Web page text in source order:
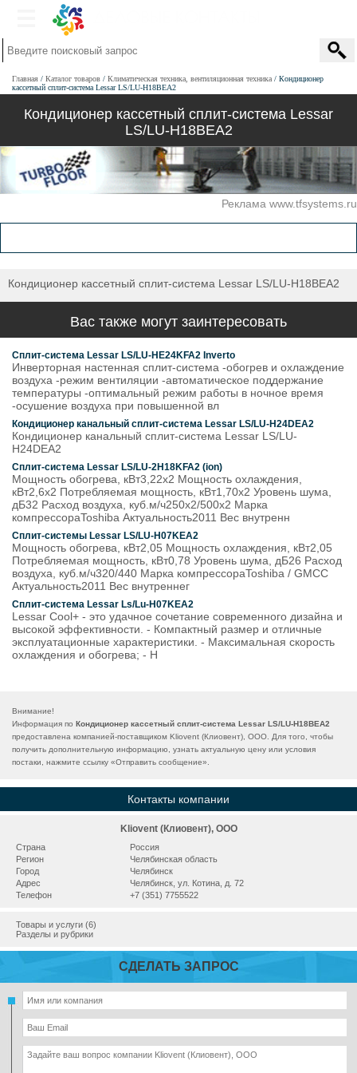
Главная Каталог товаров Климатическая техника, вентиляционная техника
Кондиционер
кассетный сплит-система Lessar LS/LU-H18BEA2
Кондиционер кассетный сплит-система Lessar
LS/LU-H18BEA2
Реклама www.tfsystems.ru
Кондиционер кассетный сплит-система Lessar LS/LU-H18BEA2
Вас также могут заинтересовать
Сплит-система Lessar LS/LU-HE24KFA2 Inverto
Инверторная настенная сплит-система -обогрев и охлаждение
воздуха -режим вентиляции -автоматическое поддержание
температуры -оптимальный режим работы в ночное время
-осушение воздуха при повышенной вл
Кондиционер канальный сплит-система Lessar LS/LU-H24DEA2
Кондиционер канальный сплит-система Lessar LS/LU-
H24DEA2
Сплит-система Lessar LS/LU-2H18KFA2 (ion)
Мощность обогрева, кВт3,22x2 Мощность охлаждения,
кВт2,6x2 Потребляемая мощность, кВт1,70x2 Уровень шума,
дБ32 Расход воздуха, куб.м/ч250x2/500x2 Марка
компрессораToshiba Актуальность2011 Вес внутренн
Сплит-системы Lessar LS/LU-H07KEA2
Мощность обогрева, кВт2,05 Мощность охлаждения, кВт2,05
Потребляемая мощность, кВт0,78 Уровень шума, дБ26 Расход
воздуха, куб.м/ч320/440 Марка компрессораToshiba / GMCC
Актуальность2011 Вес внутреннег
Сплит-система Lessar Ls/Lu-H07KEA2
Lessar Cool+ - это удачное сочетание современного дизайна и
высокой эффективности. - Компактный размер и отличные
эксплуатационные характеристики. - Максимальная скорость
охлаждения и обогрева; - Н
Внимание!
Информация по Кондиционер кассетный сплит-система Lessar LS/LU-H18BEA2
предоставлена компанией-поставщиком Kliovent (Клиовент), ООО. Для того, чтобы
получить дополнительную информацию, узнать актуальную цену или условия
постаки, нажмите ссылку «Отправить сообщение».
Контакты компании
Kliovent (Клиовент), ООО
Страна
Россия
Регион
Челябинская область
Город
Челябинск
Адрес
Челябинск, ул. Котина, д. 72
Телефон
+7 (351) 7755522
Товары и услуги (6)
Разделы и рубрики
СДЕЛАТЬ ЗАПРОС